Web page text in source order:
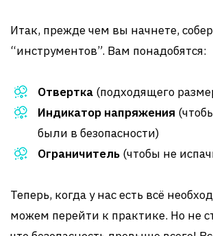
Итак, прежде чем вы начнете,
“инструментов”. Вам понадобятся:
Отвертка (подходящего
Индикатор напряжения
были в безопасности)
Ограничитель (чтобы не
Теперь, когда у нас есть всё
можем перейти к практике. Но не